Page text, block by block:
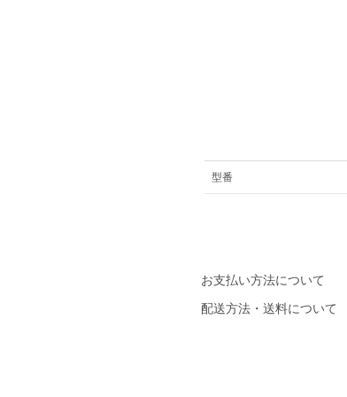
型番
お支払い方法について
配送方法・送料について